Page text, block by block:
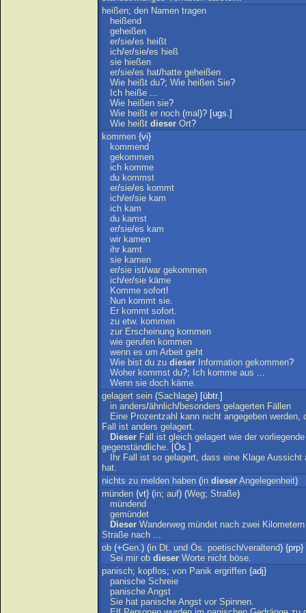
heißen; den Namen tragen
heißend
geheißen
er/sie/es heißt
ich/er/sie/es hieß
sie hießen
er/sie/es hat/hatte geheißen
Wie heißt du?; Wie heißen Sie?
Ich heiße ...
Wie heißen sie?
Wie heißt er noch (mal)? [ugs.]
Wie heißt dieser Ort?
kommen {vi}
kommend
gekommen
ich komme
du kommst
er/sie/es kommt
ich/er/sie kam
ich kam
du kamst
er/sie/es kam
wir kamen
ihr kamt
sie kamen
er/sie ist/war gekommen
ich/er/sie käme
Komme sofort!
Nun kommt sie.
Er kommt sofort.
zu etw. kommen
zur Erscheinung kommen
wie gerufen kommen
wenn es um Arbeit geht
Wie bist du zu dieser Information gekommen?
Woher kommst du?; Ich komme aus ...
Wenn sie doch käme.
gelagert sein (Sachlage) [übtr.]
in anders/ähnlich/besonders gelagerten Fällen
Eine Prozentzahl kann nicht angegeben werden,
Fall
ist anders gelagert.
Dieser Fall ist gleich gelagert wie der vorliegende
gegenständliche. [Ös.]
Ihr Fall ist so gelagert, dass eine Klage Aussicht
hat.
nichts zu melden haben (in dieser Angelegenheit)
münden {vt} (in; auf) (Weg; Straße)
mündend
gemündet
Dieser Wanderweg mündet nach zwei Kilometern
Straße nach ...
ob (+Gen.) (in Dt. und Ös. poetisch/veraltend) {prp}
Sei mir ob dieser Worte nicht böse.
panisch; kopflos; von Panik ergriffen {adj}
panische Schreie
panische Angst
Sie hat panische Angst vor Spinnen.